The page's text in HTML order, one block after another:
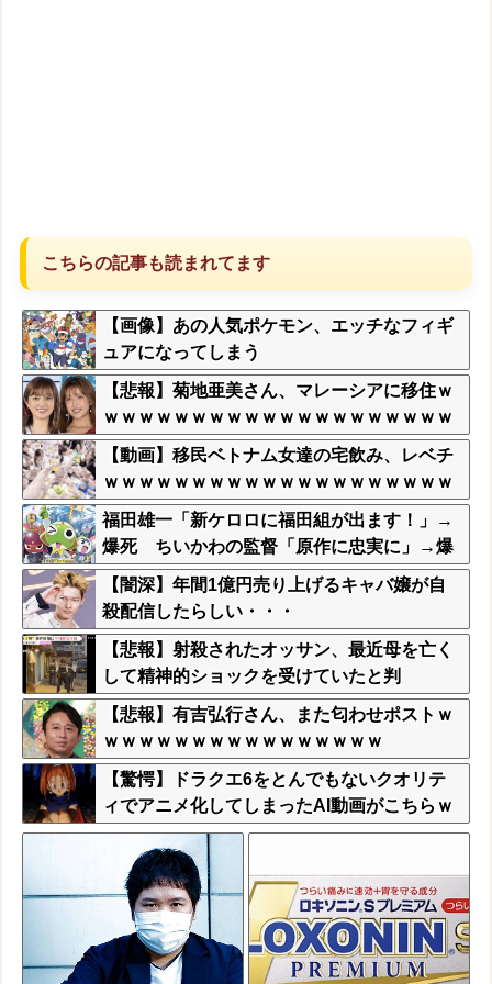
こちらの記事も読まれてます
【画像】あの人気ポケモン、エッチなフィギ
ュアになってしまう
【悲報】菊地亜美さん、マレーシアに移住ｗ
ｗｗｗｗｗｗｗｗｗｗｗｗｗｗｗｗｗｗｗｗ
ｗｗｗｗ
【動画】移民ベトナム女達の宅飲み、レベチ
ｗｗｗｗｗｗｗｗｗｗｗｗｗｗｗｗｗｗｗｗ
ｗｗｗｗ
福田雄一「新ケロロに福田組が出ます！」→
爆死 ちいかわの監督「原作に忠実に」→爆
売れ
【闇深】年間1億円売り上げるキャバ嬢が自
殺配信したらしい・・・
【悲報】射殺されたオッサン、最近母を亡く
して精神的ショックを受けていたと判
明・・・
【悲報】有吉弘行さん、また匂わせポストｗ
ｗｗｗｗｗｗｗｗｗｗｗｗｗｗｗｗ
【驚愕】ドラクエ6をとんでもないクオリテ
ィでアニメ化してしまったAI動画がこちらｗ
ｗｗｗｗ